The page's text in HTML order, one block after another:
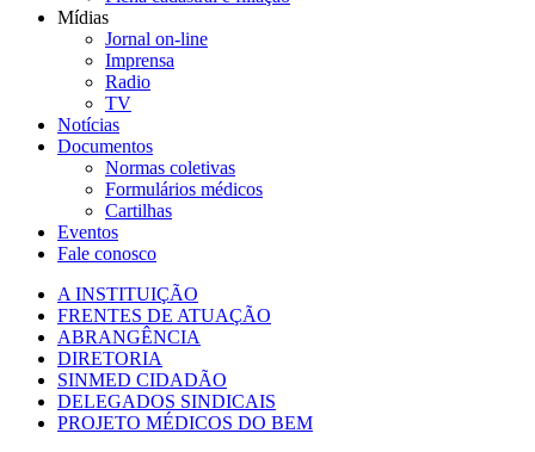
Mídias
Jornal on-line
Imprensa
Radio
TV
Notícias
Documentos
Normas coletivas
Formulários médicos
Cartilhas
Eventos
Fale conosco
A INSTITUIÇÃO
FRENTES DE ATUAÇÃO
ABRANGÊNCIA
DIRETORIA
SINMED CIDADÃO
DELEGADOS SINDICAIS
PROJETO MÉDICOS DO BEM